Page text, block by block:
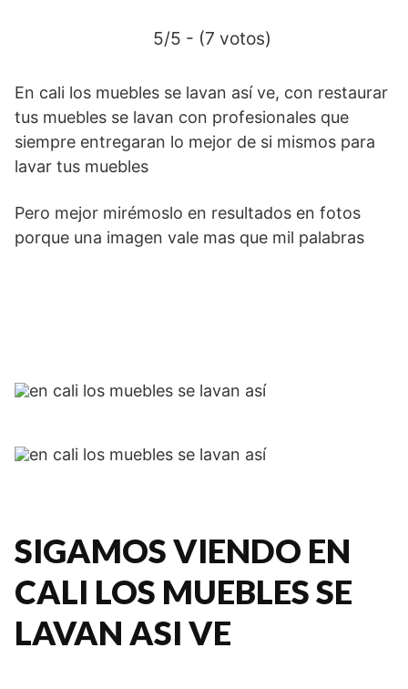
5/5 - (7 votos)
En cali los muebles se lavan así ve, con restaurar
tus muebles se lavan con profesionales que
siempre entregaran lo mejor de si mismos para
lavar tus muebles
Pero mejor mirémoslo en resultados en fotos
porque una imagen vale mas que mil palabras
SIGAMOS VIENDO EN
CALI LOS MUEBLES SE
LAVAN ASI VE